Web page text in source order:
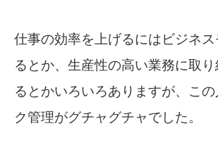
仕事の効率を上げるにはビジネス
るとか、生産性の高い業務に取
るとかいろいろありますが、 こ
ク管理がグチャグチャでした。